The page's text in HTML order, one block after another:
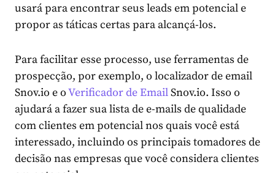
usará para encontrar seus leads em potencial e
propor as táticas certas para alcançá-los.
Para facilitar esse processo, use ferramentas de
prospecção, por exemplo, o localizador de email
Snov.io e oVerificador de EmailSnov.io. Isso o
ajudará a fazer sua lista de e-mails de qualidade
com clientes em potencial nos quais você está
interessado, incluindo os principais tomadores de
decisão nas empresas que você considera clientes